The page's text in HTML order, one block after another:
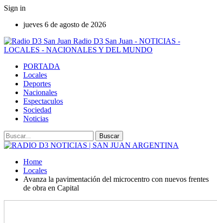
Sign in
jueves 6 de agosto de 2026
Radio D3 San Juan - NOTICIAS -
LOCALES - NACIONALES Y DEL MUNDO
PORTADA
Locales
Deportes
Nacionales
Espectaculos
Sociedad
Noticias
Home
Locales
Avanza la pavimentación del microcentro con nuevos frentes
de obra en Capital